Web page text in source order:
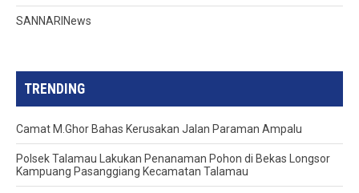
SANNARINews
TRENDING
Camat M.Ghor Bahas Kerusakan Jalan Paraman Ampalu
Polsek Talamau Lakukan Penanaman Pohon di Bekas Longsor
Kampuang Pasanggiang Kecamatan Talamau